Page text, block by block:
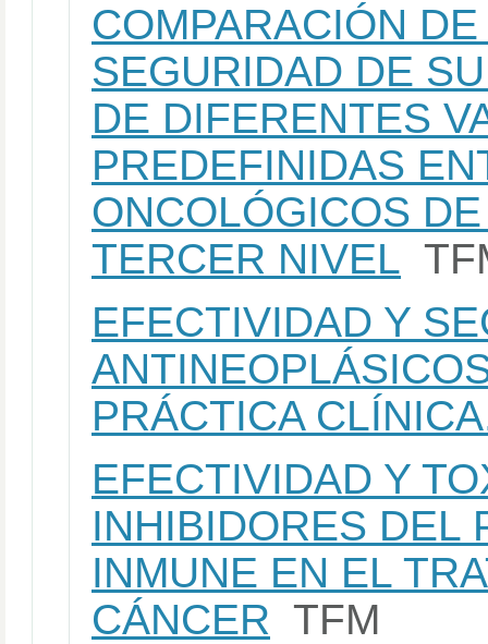
COMPARACIÓN
SEGURIDAD DE
DE DIFERENTES
PREDEFINIDAS
ONCOLÓGICOS
TERCER NIVEL
EFECTIVIDAD Y
PRÁCTICA
EFECTIVIDAD Y
INHIBIDORES DEL
INMUNE EN EL
CÁNCER TFM